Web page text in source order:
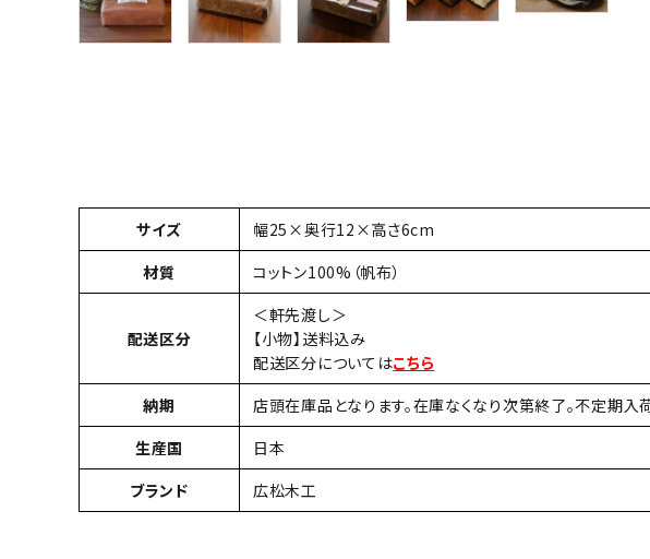
サイズ
幅25×奥行12×高さ6cm
材質
コットン100%（帆布）
配送区分
＜軒先渡し＞
【小物】送料込み
配送区分についてはこちら
納期
店頭在庫品となります。在庫なくなり次第終了。不定期入
生産国
日本
ブランド
広松木工